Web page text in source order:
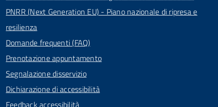
PNRR (Next Generation EU) - Piano nazionale di ripresa e
resilienza
Domande frequenti (FAQ)
Prenotazione appuntamento
Segnalazione disservizio
Dichiarazione di accessibilità
Feedback accessibilità